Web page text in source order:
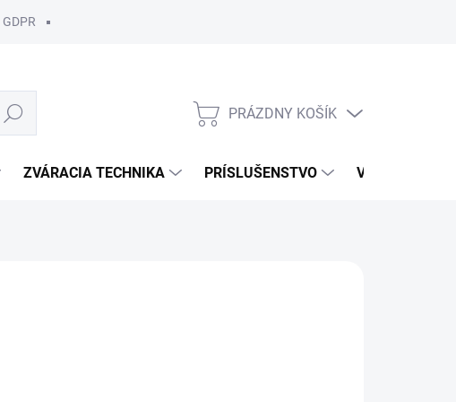
GDPR
Hľadať
NÁKUPNÝ
PRÁZDNY KOŠÍK
ZVÁRACIA TECHNIKA PRÍSLUŠENSTVO VÝROBCOVIA